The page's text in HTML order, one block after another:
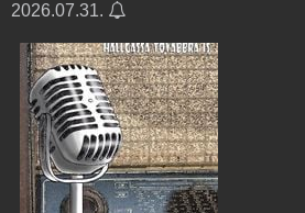
2026.07.31.